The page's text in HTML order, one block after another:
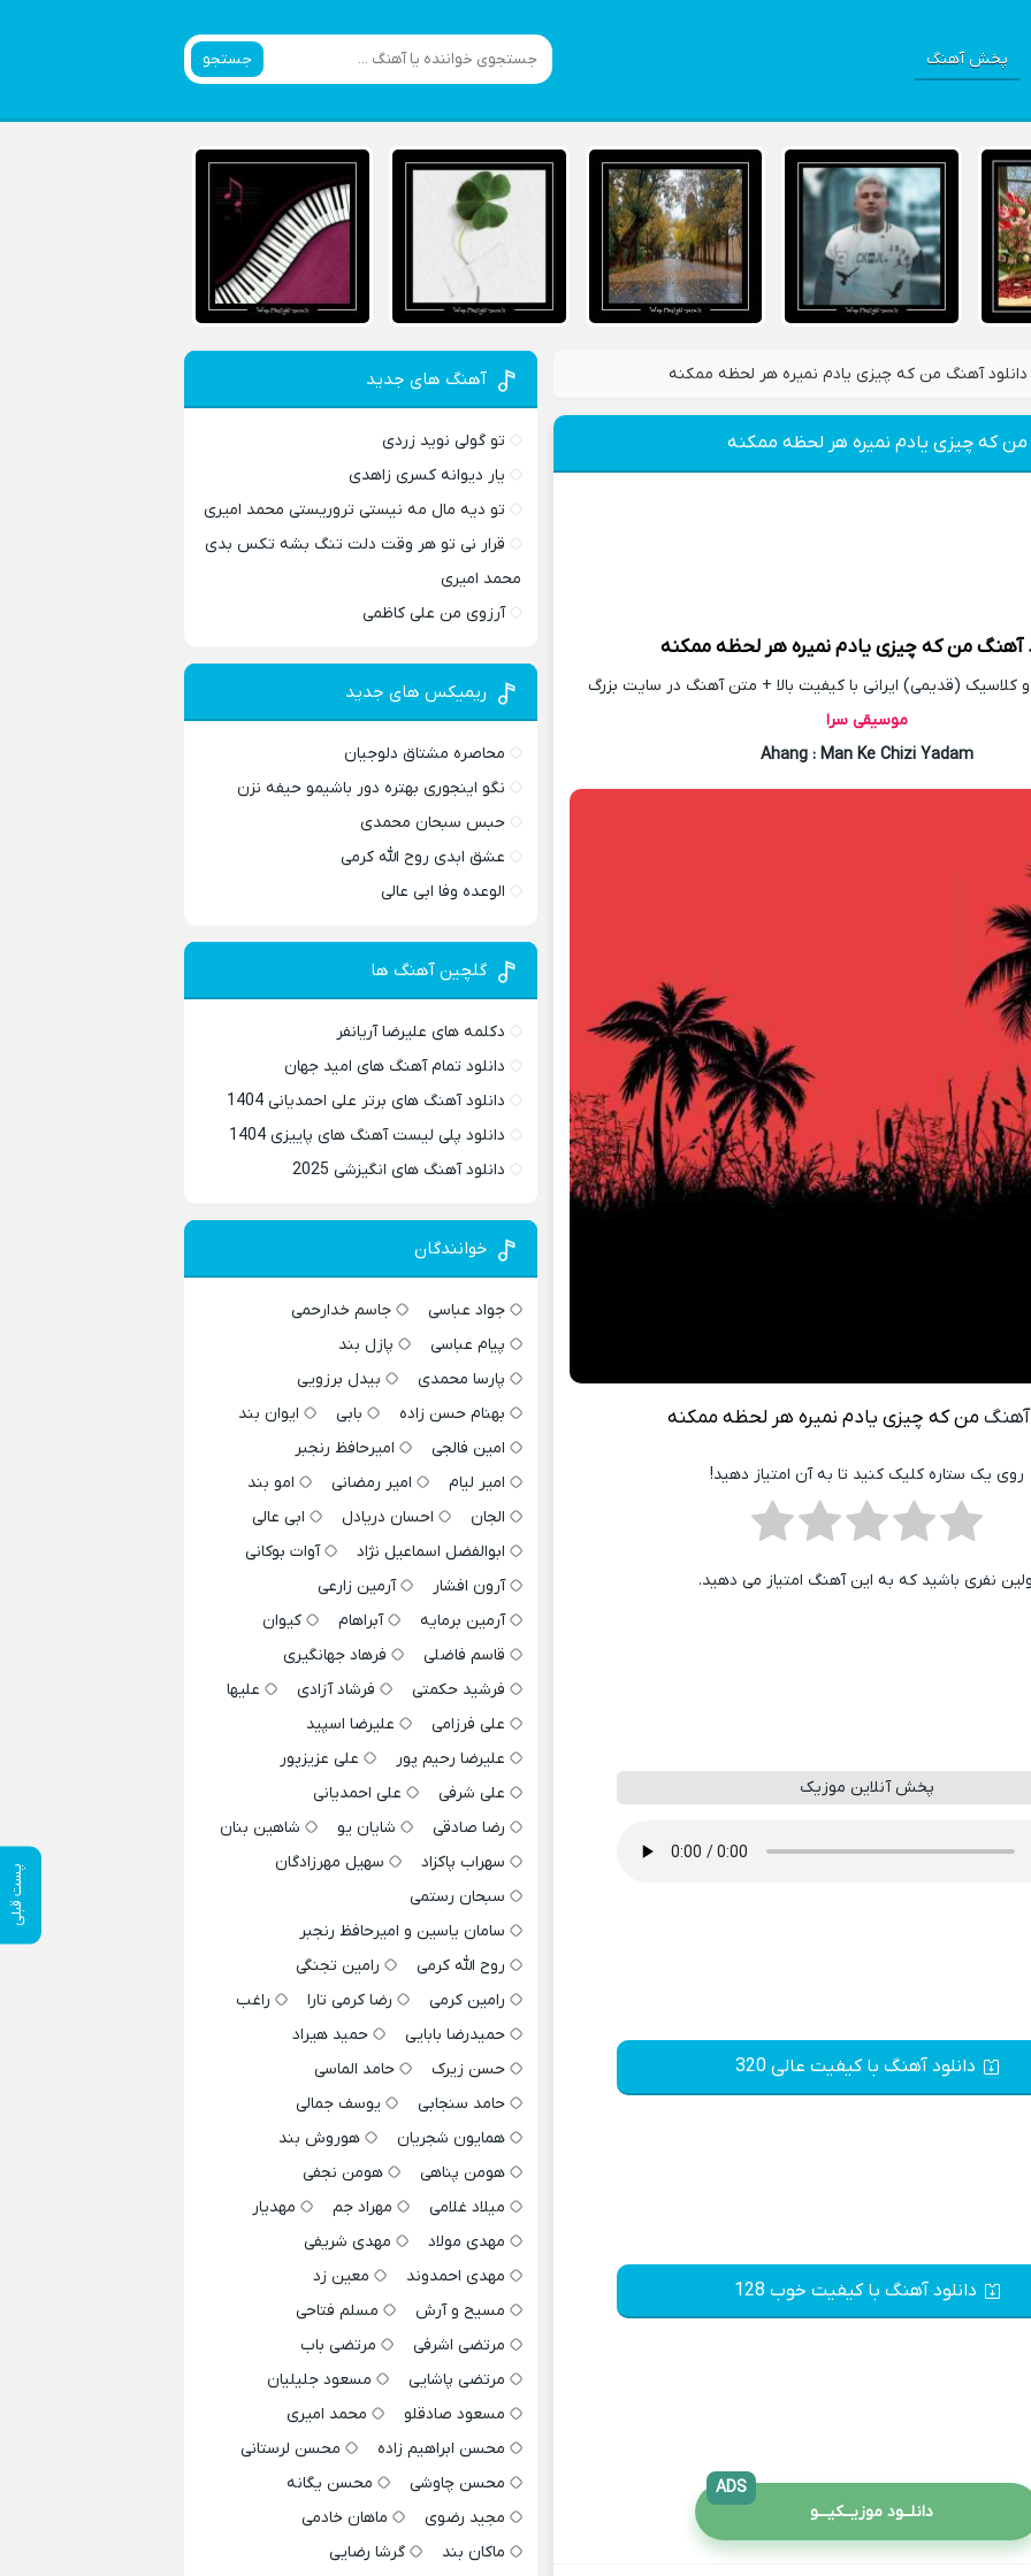
پخش آهنگ جستجو
دانلود آهنگ من که چیزی یادم نمیره هر لحظه ممکنه
پست قبلی
من که چیزی یادم نمیره هر لحظه ممکنه
آهنگ من که چیزی یادم نمیره هر لحظه ممکنه
(قدیمی) ایرانی با کیفیت بالا + متن آهنگ در سایت بزرگ
موسیقی سرا
Ahang : Man Ke Chizi Yadam
من که چیزی یادم نمیره هر لحظه ممکنه
روی یک ستاره کلیک کنید تا به آن امتیاز دهید!
نفری باشید که به این آهنگ امتیاز می دهید.
پخش آنلاین موزیک
دانلود آهنگ با کیفیت عالی 320
دانلود آهنگ با کیفیت خوب 128
دانلــود موزیــکیـــو
ADS
آهنگ های جدید
تو گولی نوید زردی
یار دیوانه کسری زاهدی
تو دیه مال مه نیستی تروریستی محمد امیری
قرار نی تو هر وقت دلت تنگ بشه تکس بدی
محمد امیری
آرزوی من علی کاظمی
ریمیکس های جدید
محاصره مشتاق دلوجیان
نگو اینجوری بهتره دور باشیمو حیفه نزن
حبس سبحان محمدی
عشق ابدی روح الله کرمی
الوعده وفا ابی عالی
گلچین آهنگ ها
دکلمه های علیرضا آریانفر
دانلود تمام آهنگ های امید جهان
دانلود آهنگ های برتر علی احمدیانی 1404
دانلود پلی لیست آهنگ های پاییزی 1404
دانلود آهنگ های انگیزشی 2025
خوانندگان
جواد عباسی
جاسم خدارحمی
پیام عباسی
پازل بند
پارسا محمدی
بیدل برزویی
بهنام حسن زاده
بابی
ایوان بند
امین فالجی
امیرحافظ رنجبر
امیر لیام
امیر رمضانی
امو بند
الجان
احسان دریادل
ابی عالی
ابوالفضل اسماعیل نژاد
آوات بوکانی
آرون افشار
آرمین زارعی
آرمین برمایه
آبراهام
کیوان
قاسم فاضلی
فرهاد جهانگیری
فرشید حکمتی
فرشاد آزادی
علیها
علی فرزامی
علیرضا اسپید
علیرضا رحیم پور
علی عزیزپور
علی شرفی
علی احمدیانی
رضا صادقی
شایان یو
شاهین بنان
سهراب پاکزاد
سهیل مهرزادگان
سبحان رستمی
سامان یاسین و امیرحافظ رنجبر
روح الله کرمی
رامین تجنگی
رامین کرمی
رضا کرمی تارا
راغب
حمیدرضا بابایی
حمید هیراد
حسن زیرک
حامد الماسی
حامد سنجابی
یوسف جمالی
همایون شجریان
هوروش بند
هومن پناهی
هومن نجفی
میلاد غلامی
مهراد جم
مهدیار
مهدی مولاد
مهدی شریفی
مهدی احمدوند
معین زد
مسیح و آرش
مسلم فتاحی
مرتضی اشرفی
مرتضی باب
مرتضی پاشایی
مسعود جلیلیان
مسعود صادقلو
محمد امیری
محسن ابراهیم زاده
محسن لرستانی
محسن چاوشی
محسن یگانه
مجید رضوی
ماهان خادمی
ماکان بند
گرشا رضایی